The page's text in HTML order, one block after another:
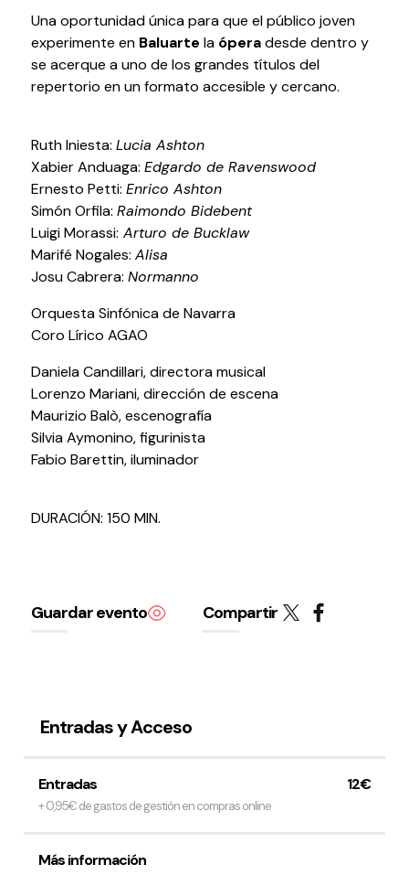
Preguntas frecuentes
Política de privacidad y Aviso Legal
web
Una oportunidad única para que el público joven
experimente en Baluarte la óperadesde dentro y
se acerque a uno de los grandes títulos del
repertorio en un formato accesible y cercano.
Ruth Iniesta: Lucia Ashton
Xabier Anduaga: Edgardo de Ravenswood
Ernesto Petti: Enrico Ashton
Simón Orfila: Raimondo Bidebent
Luigi Morassi: Arturo de Bucklaw
Marifé Nogales: Alisa
Josu Cabrera: Normanno
Orquesta Sinfónica de Navarra
Coro Lírico AGAO
Daniela Candillari, directora musical
Lorenzo Mariani, dirección de escena
Maurizio Balò, escenografía
Silvia Aymonino, figurinista
Fabio Barettin, iluminador
DURACIÓN: 150 MIN.
Guardar evento Compartir
Entradas y Acceso
Entradas 12€
+ 0,95€ de gastos de gestión en compras online
Más información